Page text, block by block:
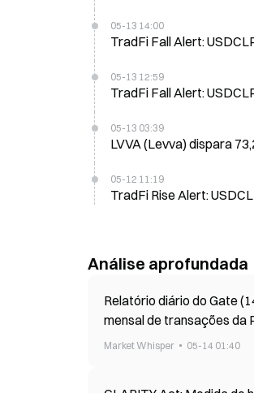
05-13 14:00
TradFi Fall Alert:
05-13 12:59
TradFi Fall Alert:
05-13 03:39
LVVA (Levva) dispara
05-12 11:19
TradFi Rise Alert:
Análise aprofundada
Relatório diário do Gate
mensal de transações da
Market Whisper 05-14 01:40